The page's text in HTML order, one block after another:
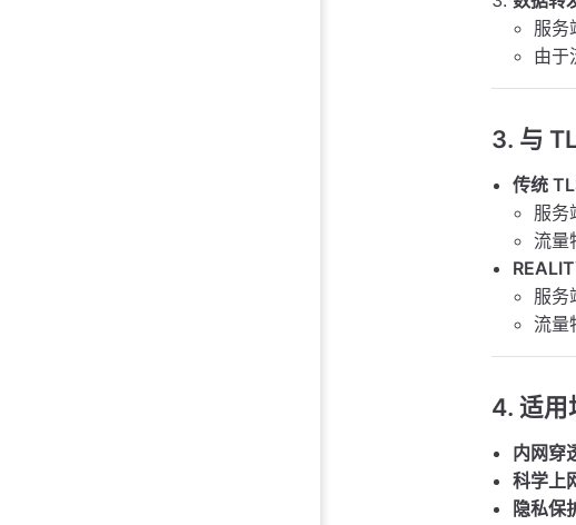
服务
由于
3. 与
传统
服务
流量
服务
流量
4. 适用
内网穿
科学上
隐私保